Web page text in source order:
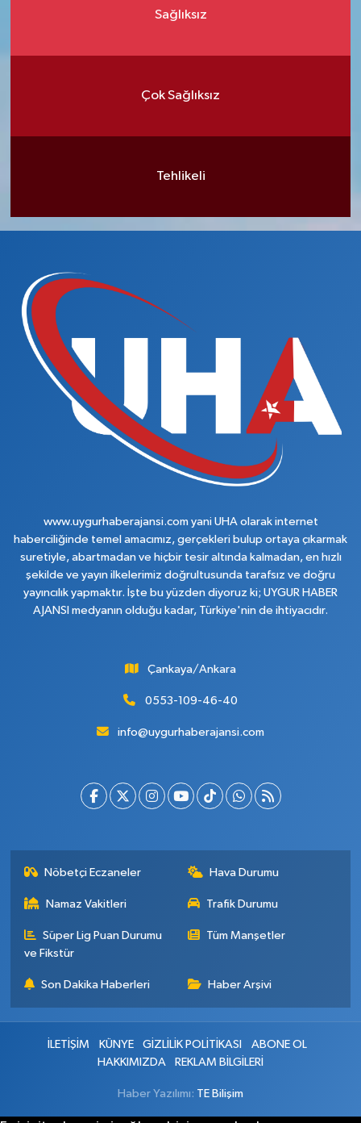
Sağlıksız
Çok Sağlıksız
Tehlikeli
www.uygurhaberajansi.com yani UHA olarak internet
haberciliğinde temel amacımız, gerçekleri bulup ortaya çıkarmak
suretiyle, abartmadan ve hiçbir tesir altında kalmadan, en hızlı
şekilde ve yayın ilkelerimiz doğrultusunda tarafsız ve doğru
yayıncılık yapmaktır. İşte bu yüzden diyoruz ki; UYGUR HABER
AJANSI medyanın olduğu kadar, Türkiye'nin de ihtiyacıdır.
Çankaya/Ankara
0553-109-46-40
info@uygurhaberajansi.com
Nöbetçi Eczaneler Hava Durumu
Namaz Vakitleri Trafik Durumu
Süper Lig Puan Durumu
ve Fikstür
Tüm Manşetler
Son Dakika Haberleri Haber Arşivi
İLETİŞİM KÜNYE GİZLİLİK POLİTİKASI
ABONE OL
HAKKIMIZDA
REKLAM BİLGİLERİ
Haber Yazılımı: TE Bilişim